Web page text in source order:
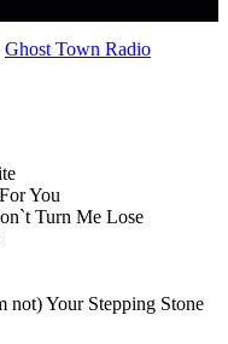
Ghost Town Radio
You
Turn Me Lose
not) Your Stepping Stone